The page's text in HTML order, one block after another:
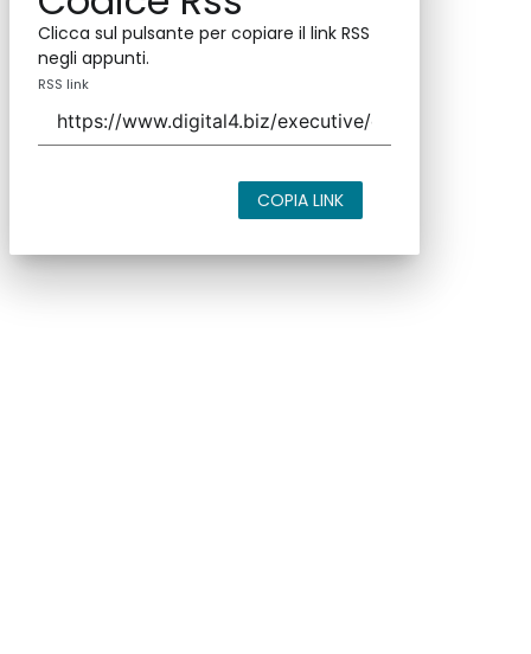
Clicca sul pulsante per copiare il link RSS
negli appunti.
RSS link
COPIA LINK